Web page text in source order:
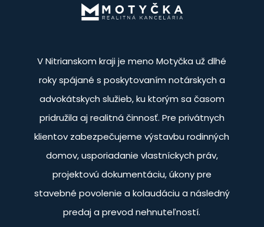
V Nitrianskom kraji je meno Motyčka už dlhé
roky spájané s poskytovaním notárskych a
advokátskych služieb, ku ktorým sa časom
pridružila aj realitná činnosť. Pre privátnych
klientov zabezpečujeme výstavbu rodinných
domov, usporiadanie vlastníckych práv,
projektovú dokumentáciu, úkony pre
stavebné povolenie a kolaudáciu a následný
predaj a prevod nehnuteľností.